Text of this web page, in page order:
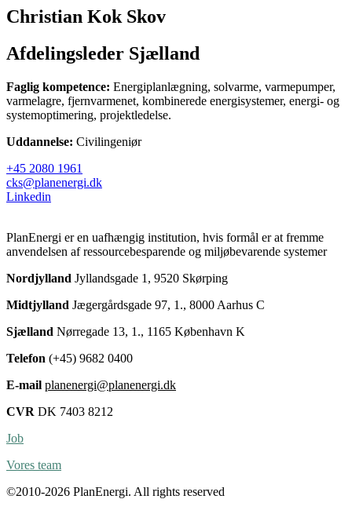
Christian Kok Skov
Afdelingsleder Sjælland
Faglig kompetence: Energiplanlægning, solvarme, varmepumper,
varmelagre, fjernvarmenet, kombinerede energisystemer, energi- og
systemoptimering, projektledelse.
Uddannelse: Civilingeniør
+45 2080 1961
cks@planenergi.dk
Linkedin
PlanEnergi er en uafhængig institution, hvis formål er at fremme
anvendelsen af ressourcebesparende og miljøbevarende systemer
Nordjylland Jyllandsgade 1, 9520 Skørping
Midtjylland Jægergårdsgade 97, 1., 8000 Aarhus C
Sjælland Nørregade 13, 1., 1165 København K
Telefon (+45) 9682 0400
E-mail planenergi@planenergi.dk
CVR DK 7403 8212
Job
Vores team
©2010-2026 PlanEnergi. All rights reserved